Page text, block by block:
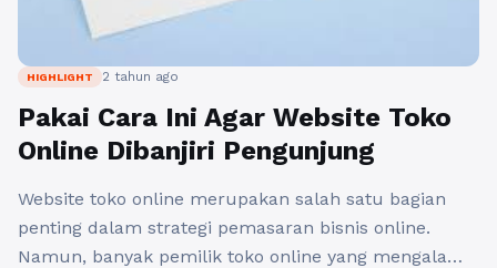
HIGHLIGHT 2 tahun ago
Pakai Cara Ini Agar Website Toko
Online Dibanjiri Pengunjung
Website toko online merupakan salah satu bagian
penting dalam strategi pemasaran bisnis online.
Namun, banyak pemilik toko online yang mengalami